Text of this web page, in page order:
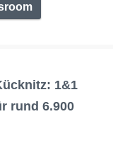
1&1
rund 6.900